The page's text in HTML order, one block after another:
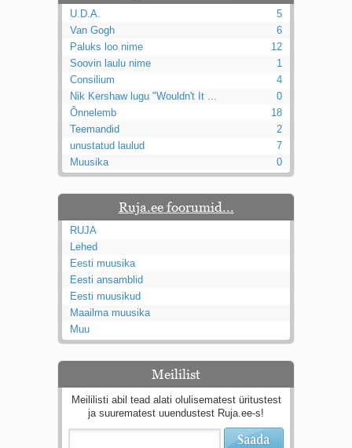
U.D.A.
5
Van Gogh
6
Paluks loo nime
12
Soovin laulu nime
1
Consilium
4
Nik Kershaw lugu "Wouldn't It ...
0
Õnnelemb
18
Teemandid
2
unustatud laulud
7
Muusika
0
Ruja.ee foorumid...
RUJA
Lehed
Eesti muusika
Eesti ansamblid
Eesti muusikud
Maailma muusika
Muu
Meililist
Meililisti abil tead alati olulisematest üritustest
ja suurematest uuendustest Ruja.ee-s!